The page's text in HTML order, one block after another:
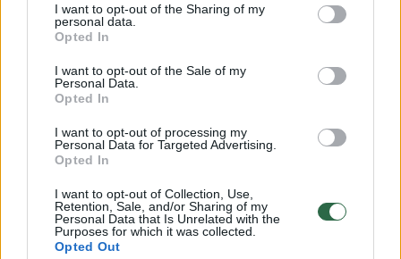
I want to opt-out of the Sharing of my
personal data.
Opted In
I want to opt-out of the Sale of my
Personal Data.
Opted In
I want to opt-out of processing my
Personal Data for Targeted Advertising.
Opted In
I want to opt-out of Collection, Use,
Retention, Sale, and/or Sharing of my
Personal Data that Is Unrelated with the
Purposes for which it was collected.
Opted Out
Jau netrukus – ryškios permainos:
kuri diena nemaloniai nustebins
2026 m. rugpjūčio 10 d. 03:00
Lrytas.lt
Sinoptikė Elvyra Latvėnaitė prognozuoja
permainingą savaitės pradžią.